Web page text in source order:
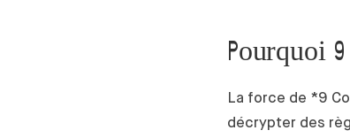
Pourquoi
La force de *9
décrypter des